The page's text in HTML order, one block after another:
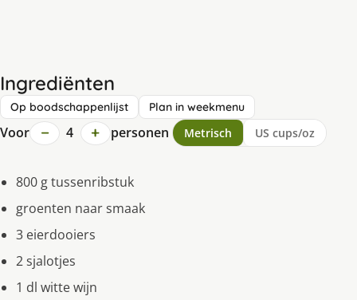
Ingrediënten
Op boodschappenlijst Plan in weekmenu
Voor − 4 + personen Metrisch US cups/oz
800 g tussenribstuk
groenten naar smaak
3 eierdooiers
2 sjalotjes
1 dl witte wijn